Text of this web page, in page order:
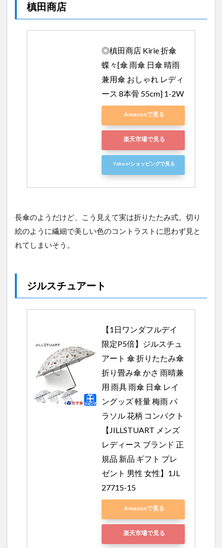
槙田商店
◎槙田商店 Kirie 折傘
蝶々[傘 雨傘 日傘 晴雨
兼用傘 おしゃれ レディ
ース 8本骨 55cm] 1-2W
Amazonで見る
楽天市場で見る
Yahoo!ショッピングで見る
長傘のようだけど、こう見えて実は折りたたみ式。切り
絵のように繊細で美しい色のコントラストに思わず見と
れてしまいそう。
ジルスチュアート
【1日ワンダフルデイ
限定P5倍】ジルスチュ
アート 傘 折りたたみ傘
折り畳み傘 かさ 雨晴兼
用 雨具 雨傘 日傘 レイ
ングッズ 軽量 梅雨 パ
ラソル 花柄 コンパクト
【JILLSTUART メンズ
レディース ブランド 正
規品 新品 ギフト プレ
ゼント 男性 女性】1JL
27715-15
Amazonで見る
楽天市場で見る